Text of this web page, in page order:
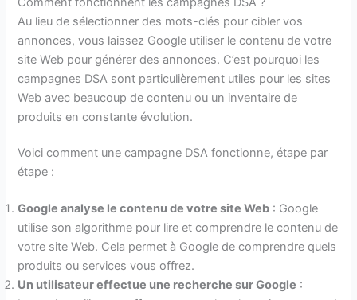
Au lieu de sélectionner des mots-clés pour cibler vos
annonces, vous laissez Google utiliser le contenu de votre
site Web pour générer des annonces. C’est pourquoi les
campagnes DSA sont particulièrement utiles pour les sites
Web avec beaucoup de contenu ou un inventaire de
produits en constante évolution.
Voici comment une campagne DSA fonctionne, étape par
étape :
Google analyse le contenu de votre site Web : Google
utilise son algorithme pour lire et comprendre le contenu de
votre site Web. Cela permet à Google de comprendre quels
produits ou services vous offrez.
Un utilisateur effectue une recherche sur Google :